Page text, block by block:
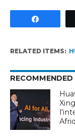
RELATED ITEMS: